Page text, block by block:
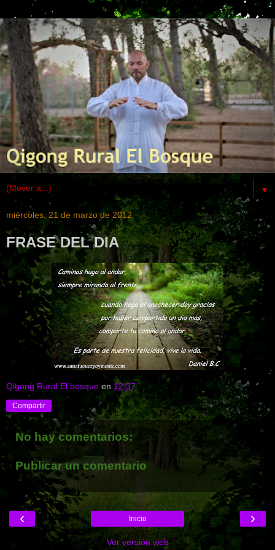
▼
miércoles, 21 de marzo de 2012
FRASE DEL DIA
Qigong Rural El bosque en 12:37
Compartir
No hay comentarios:
Publicar un comentario
‹ ›
Inicio
Ver versión web